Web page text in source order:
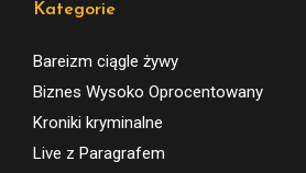
Kategorie
Bareizm ciągle żywy
Biznes Wysoko Oprocentowany
Kroniki kryminalne
Live z Paragrafem